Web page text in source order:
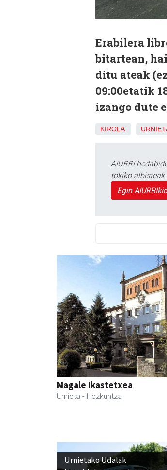
Erabilera
bitartean,
ditu ateak
09:00etatik
izango dute
KIROLA
AIURRI
tokiko
Egin
Magale Ikastetxea
Urnieta - Hezkuntza
Urnietako Udalak